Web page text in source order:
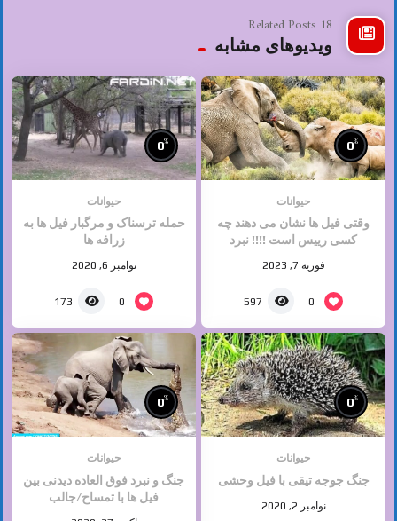
18 Related Posts
ویدیوهای مشابه
0%
حیوانات
وقتی فیل ها نشان می دهند چه
کسی رییس است !!!! نبرد
فوریه 7, 2023
0
597
0%
حیوانات
حمله ترسناک و مرگبار فیل ها به
زرافه ها
نوامبر 6, 2020
0
173
0%
حیوانات
جنگ جوجه تیقی با فیل وحشی
نوامبر 2, 2020
0%
حیوانات
جنگ و نبرد فوق العاده دیدنی بین
فیل ها با تمساح/جالب